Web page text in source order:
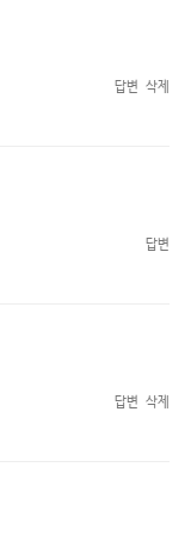
답변 삭제
답변
답변 삭제